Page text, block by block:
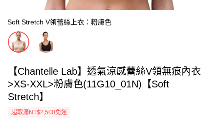
Soft Stretch V領蕾絲上衣：粉膚色
【Chantelle Lab】透氣涼感蕾絲V領無痕內衣
>XS-XXL>粉膚色(11G10_01N)【Soft
Stretch】
超取滿NT$2,500免運